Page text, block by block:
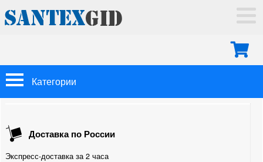
ГЛАВНАЯ
МОНТАЖ
КОНТАКТЫ
Категории
Трубы
Доставка по России
Экспресс-доставка за 2 часа